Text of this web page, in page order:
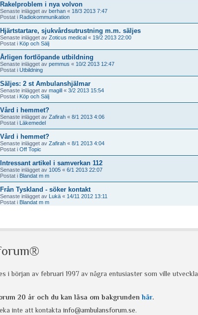
i början av februari 1997 av några entusiaster som ville utveckla
20 år och du kan läsa om bakgrunden här.
inte att kontakta info@ambulansforum.se.